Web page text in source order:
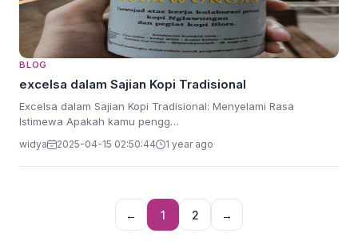
BLOG
excelsa dalam Sajian Kopi Tradisional
Excelsa dalam Sajian Kopi Tradisional: Menyelami Rasa
Istimewa Apakah kamu pengg…
widya 2025-04-15 02:50:44 1 year ago
← 1 2 →